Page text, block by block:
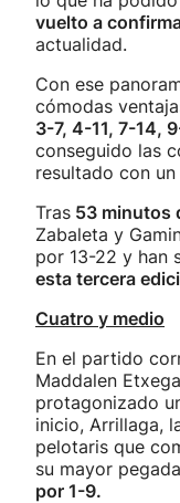
vuelto a
actualidad.
Con ese
cómodas
3-7, 4-11, 7-14,
conseguido las
resultado con
Tras 53 minutos
Zabaleta y
por 13-22 y han
esta tercera
Cuatro y medio
En el partido
Maddalen
protagonizado
inicio, Arrillaga,
pelotaris que
su mayor
por 1-9.